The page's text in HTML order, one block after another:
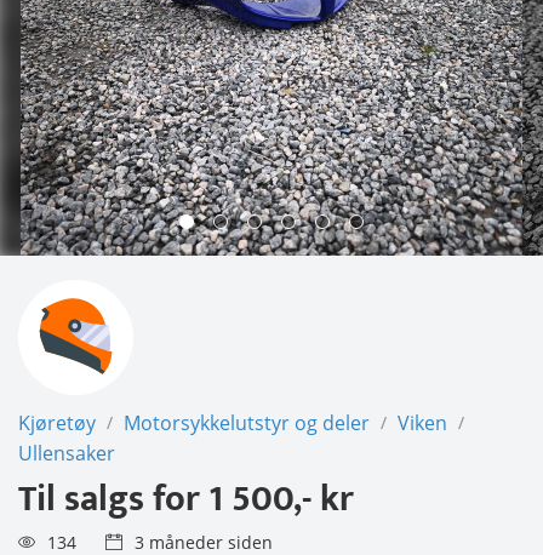
Kjøretøy / Motorsykkelutstyr og deler / Viken /
Ullensaker
Til salgs for1 500,- kr
134 3 måneder siden